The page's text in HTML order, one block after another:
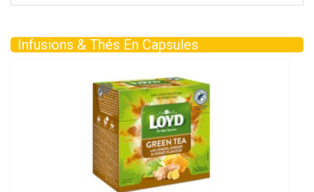
Infusions & Thés En Capsules